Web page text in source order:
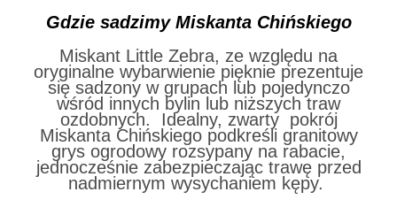
Gdzie sadzimy Miskanta Chińskiego
Miskant Little Zebra, ze względu na
oryginalne wybarwienie pięknie prezentuje
się sadzony w grupach lub pojedynczo
wśród innych bylin lub niższych traw
ozdobnych. Idealny, zwarty pokrój
Miskanta Chińskiego podkreśli granitowy
grys ogrodowy rozsypany na rabacie,
jednocześnie zabezpieczając trawę przed
nadmiernym wysychaniem kępy.